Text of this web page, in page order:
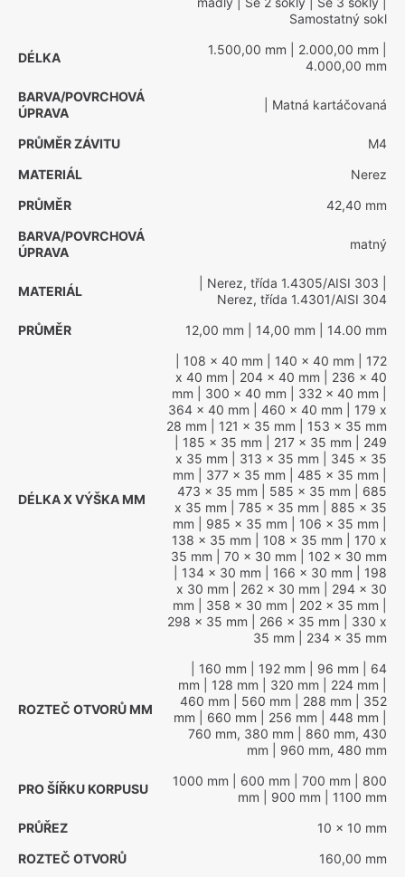
Samostatný sokl
DÉLKA
1.500,00 mm | 2.000,00 mm
4.000,00 mm
BARVA/POVRCHOVÁ
ÚPRAVA
| Matná kartáčovaná
PRŮMĚR ZÁVITU
M4
MATERIÁL
Nerez
PRŮMĚR
42,40 mm
BARVA/POVRCHOVÁ
ÚPRAVA
matný
MATERIÁL
| Nerez, třída 1.4305/AISI 303
Nerez, třída 1.4301/AISI 304
PRŮMĚR
12,00 mm | 14,00 mm | 14.00 mm
DÉLKA X VÝŠKA MM
| 108 x 40 mm | 140 x 40 mm | 172
x 40 mm | 204 x 40 mm | 236 x 40
mm | 300 x 40 mm | 332 x 40 mm
364 x 40 mm | 460 x 40 mm | 179 x
28 mm | 121 x 35 mm | 153 x 35 mm
| 185 x 35 mm | 217 x 35 mm | 249
x 35 mm | 313 x 35 mm | 345 x 35
mm | 377 x 35 mm | 485 x 35 mm
473 x 35 mm | 585 x 35 mm | 685
x 35 mm | 785 x 35 mm | 885 x 35
mm | 985 x 35 mm | 106 x 35 mm
138 x 35 mm | 108 x 35 mm | 170 x
35 mm | 70 x 30 mm | 102 x 30 mm
| 134 x 30 mm | 166 x 30 mm | 198
x 30 mm | 262 x 30 mm | 294 x 30
mm | 358 x 30 mm | 202 x 35 mm
298 x 35 mm | 266 x 35 mm | 330 x
35 mm | 234 x 35 mm
ROZTEČ OTVORŮ MM
| 160 mm | 192 mm | 96 mm | 64
mm | 128 mm | 320 mm | 224 mm
460 mm | 560 mm | 288 mm | 352
mm | 660 mm | 256 mm | 448 mm
760 mm, 380 mm | 860 mm, 430
mm | 960 mm, 480 mm
PRO ŠÍŘKU KORPUSU
1000 mm | 600 mm | 700 mm | 800
mm | 900 mm | 1100 mm
PRŮŘEZ
10 x 10 mm
ROZTEČ OTVORŮ
160,00 mm